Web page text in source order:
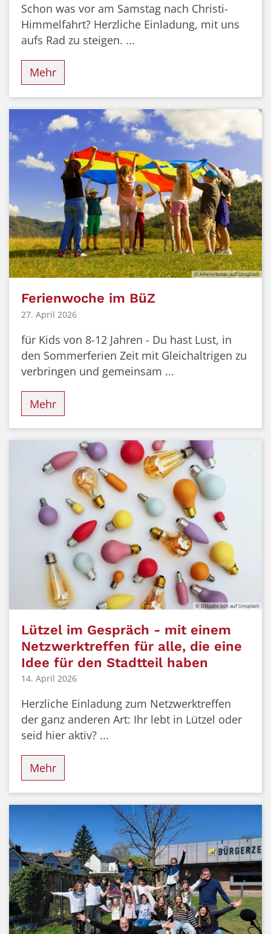
Schon was vor am Samstag nach Christi-
Himmelfahrt? Herzliche Einladung, mit uns
aufs Rad zu steigen. ...
Mehr
© Artem-Kniaz-auf-Unsplash
Ferienwoche im BüZ
27. April 2026
für Kids von 8-12 Jahren - Du hast Lust, in
den Sommerferien Zeit mit Gleichaltrigen zu
verbringen und gemeinsam ...
Mehr
© Dstudio bcn auf Unsplash
Lützel im Gespräch - mit einem
Netzwerktreffen für alle, die eine
Idee für den Stadtteil haben
14. April 2026
Herzliche Einladung zum Netzwerktreffen
der ganz anderen Art: Ihr lebt in Lützel oder
seid hier aktiv? ...
Mehr